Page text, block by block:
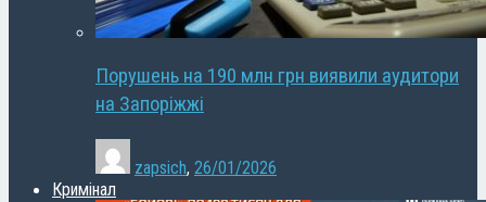
Порушень на 190 млн грн виявили аудитори
на Запоріжжі
zapsich, 26/01/2026
Кримінал